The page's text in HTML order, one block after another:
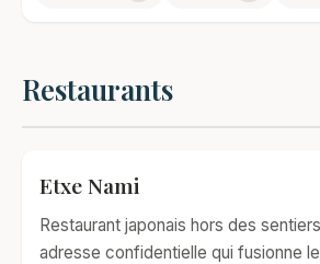
Restaurants
Etxe Nami
Restaurant japonais hors des
adresse confidentielle qui fusionne